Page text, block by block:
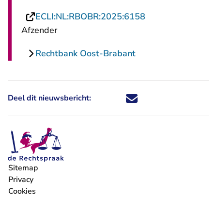
ECLI:NL:RBOBR:2025:6158
Afzender
Rechtbank Oost-Brabant
Deel dit nieuwsbericht: Deel dit nieuwsbericht via X -
Deel dit nieuwsbericht via
Deel dit nieuwsbericht
Deel dit
Sitemap
Privacy
Cookies